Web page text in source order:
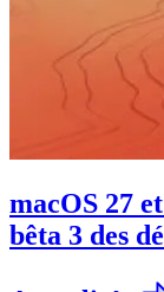
macOS 27
bêta 3 des